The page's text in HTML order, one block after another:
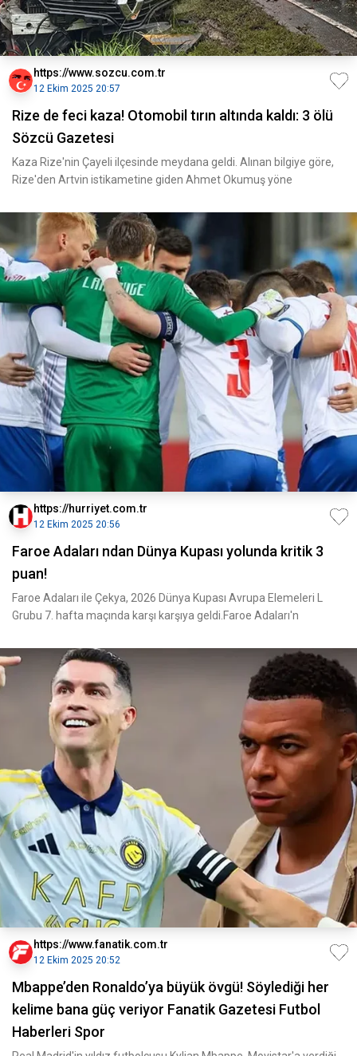
https://www.sozcu.com.tr
12 Ekim 2025 20:57
Rize de feci kaza! Otomobil tırın altında kaldı: 3 ölü
Sözcü Gazetesi
Kaza Rize'nin Çayeli ilçesinde meydana geldi. Alınan bilgiye göre,
Rize'den Artvin istikametine giden Ahmet Okumuş yöne
https://hurriyet.com.tr
12 Ekim 2025 20:56
Faroe Adaları ndan Dünya Kupası yolunda kritik 3
puan!
Faroe Adaları ile Çekya, 2026 Dünya Kupası Avrupa Elemeleri L
Grubu 7. hafta maçında karşı karşıya geldi.Faroe Adaları'n
https://www.fanatik.com.tr
12 Ekim 2025 20:52
Mbappe’den Ronaldo’ya büyük övgü! Söylediği her
kelime bana güç veriyor Fanatik Gazetesi Futbol
Haberleri Spor